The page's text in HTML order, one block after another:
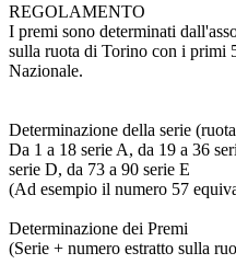
REGOLAMENTO
I premi sono determinati
sulla ruota di Torino con i primi
Nazionale.
Determinazione della serie
Da 1 a 18 serie A, da 19 a 36
serie D, da 73 a 90 serie E
(Ad esempio il numero 57
Determinazione dei Premi
(Serie + numero estratto sulla